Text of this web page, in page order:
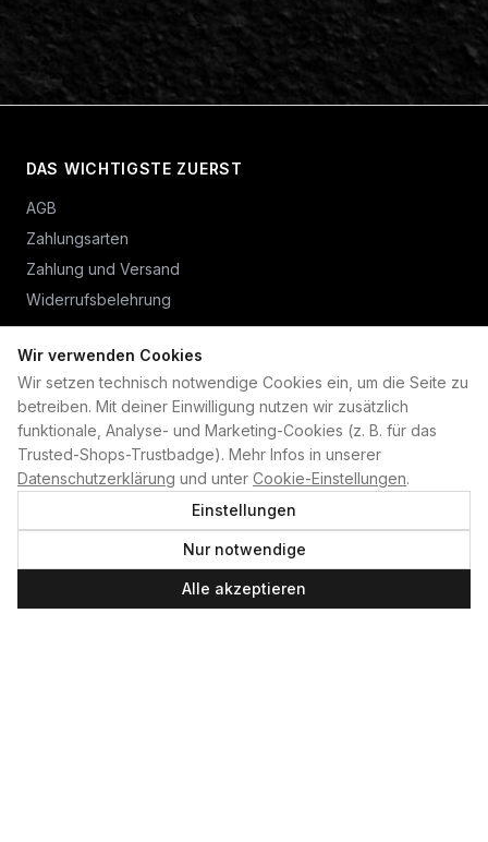
Wir verwenden Cookies
Wir setzen technisch notwendige Cookies ein, um die Seite zu
betreiben. Mit deiner Einwilligung nutzen wir zusätzlich
funktionale, Analyse- und Marketing-Cookies (z. B. für das
Trusted-Shops-Trustbadge). Mehr Infos in unserer
Datenschutzerklärung und unter Cookie-Einstellungen.
Einstellungen
Nur notwendige
Alle akzeptieren
DAS WICHTIGSTE ZUERST
AGB
Zahlungsarten
Zahlung und Versand
Widerrufsbelehrung
PLAN B
Home
Kontakt
Impressum
Datenschutzerklärung